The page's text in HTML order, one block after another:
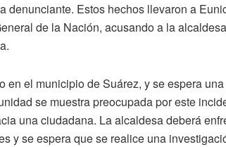
denunciante. Estos hechos llevaron a
de la Nación, acusando a la
en el municipio de Suárez, y se espera
se muestra preocupada por este
una ciudadana. La alcaldesa deberá
y se espera que se realice una